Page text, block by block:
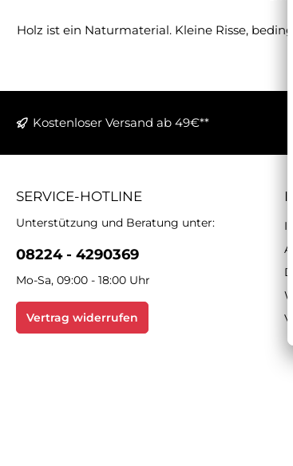
Holz ist ein Naturmaterial. Kleine Risse,
Kostenloser Versand ab 49€**
SERVICE-HOTLINE
Unterstützung und Beratung unter:
08224 - 4290369
Mo-Sa, 09:00 - 18:00 Uhr
Vertrag widerrufen